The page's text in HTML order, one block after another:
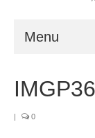
Menu
| 0